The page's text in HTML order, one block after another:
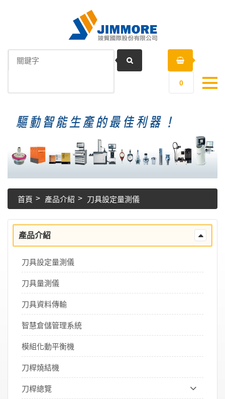
0
首頁 產品介紹 刀具設定量測儀
產品介紹
刀具設定量測儀
刀具量測儀
刀具資料傳輸
智慧倉儲管理系統
模組化動平衡機
刀桿燒結機
刀桿總覽